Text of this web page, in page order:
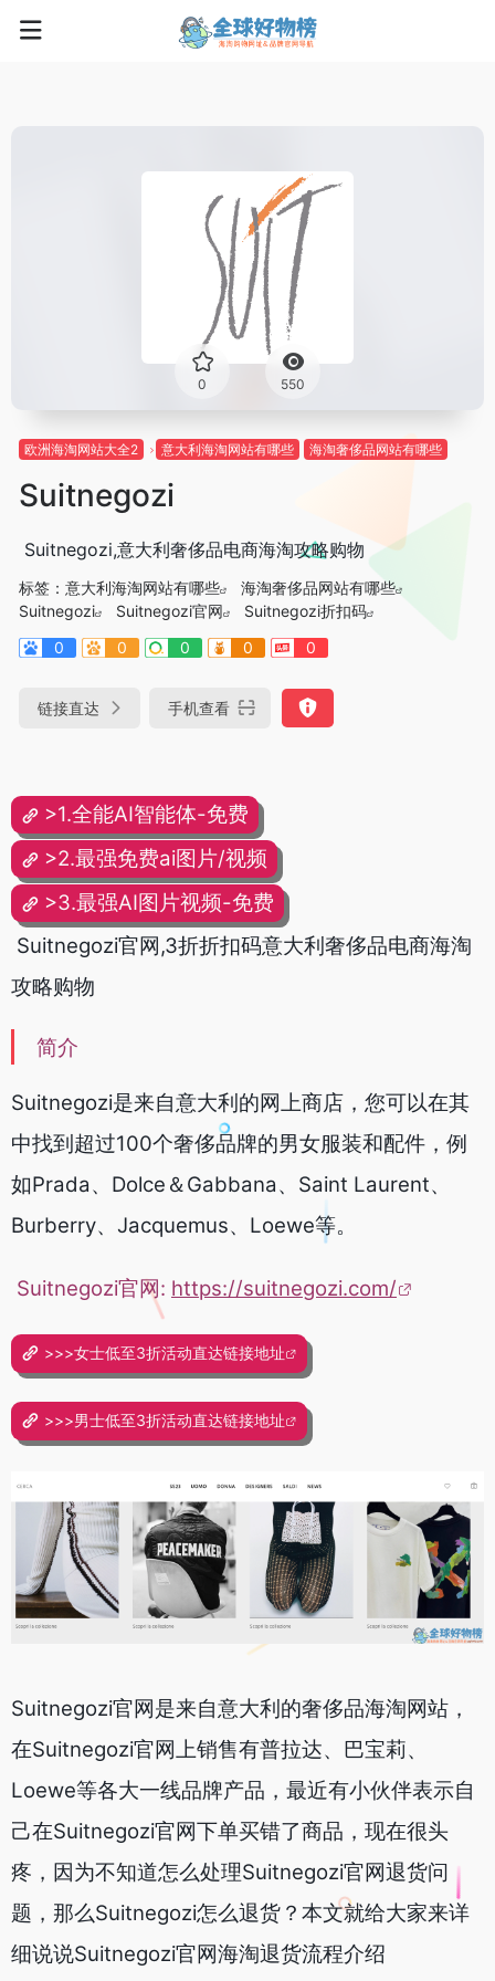
0 550
欧洲海淘网站大全2 意大利海淘网站有哪些 海淘奢侈品网站有哪些
Suitnegozi
Suitnegozi,意大利奢侈品电商海淘攻略购物
标签： 意大利海淘网站有哪些
海淘奢侈品网站有哪些
Suitnegozi
Suitnegozi官网
Suitnegozi折扣码
0
0 0 0 0
链接直达 手机查看
>1.全能AI智能体-免费
>2.最强免费ai图片/视频
>3.最强AI图片视频-免费
Suitnegozi官网,3折折扣码意大利奢侈品电商海淘
攻略购物
简介
Suitnegozi是来自意大利的网上商店，您可以在其
中找到超过100个奢侈品牌的男女服装和配件，例
如Prada、Dolce＆Gabbana、Saint Laurent、
Burberry、Jacquemus、Loewe等。
Suitnegozi官网: https://suitnegozi.com/
>>>女士低至3折活动直达链接地址
>>>男士低至3折活动直达链接地址
Suitnegozi官网是来自意大利的奢侈品海淘网站，
在Suitnegozi官网上销售有普拉达、巴宝莉、
Loewe等各大一线品牌产品，最近有小伙伴表示自
己在Suitnegozi官网下单买错了商品，现在很头
疼，因为不知道怎么处理Suitnegozi官网退货问
题，那么Suitnegozi怎么退货？本文就给大家来详
细说说Suitnegozi官网海淘退货流程介绍